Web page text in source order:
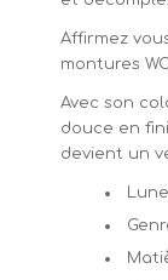
Affirmez
montures
Avec son
douce en
devient un